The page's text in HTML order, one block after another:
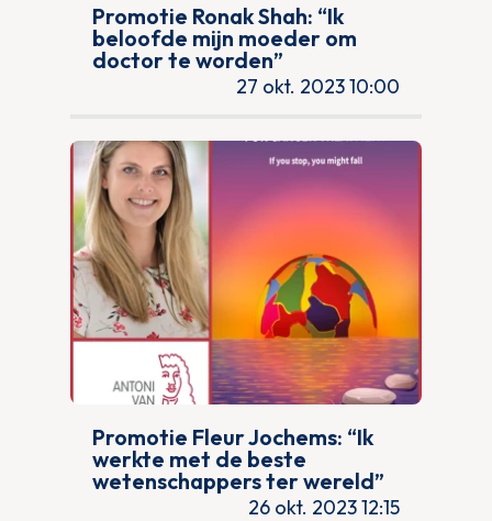
Promotie Ronak Shah: “Ik
beloofde mijn moeder om
doctor te worden”
27 okt. 2023 10:00
Promotie Fleur Jochems: “Ik
werkte met de beste
wetenschappers ter wereld”
26 okt. 2023 12:15